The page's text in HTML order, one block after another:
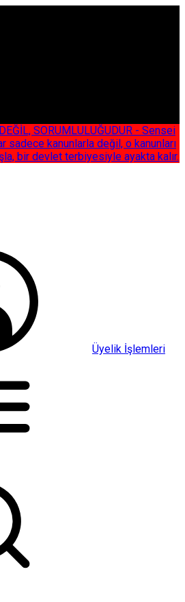
SORUMLULUĞUDUR - Sensei
sadece kanunlarla değil, o kanunları
bir devlet terbiyesiyle ayakta kalır.
Üyelik İşlemleri